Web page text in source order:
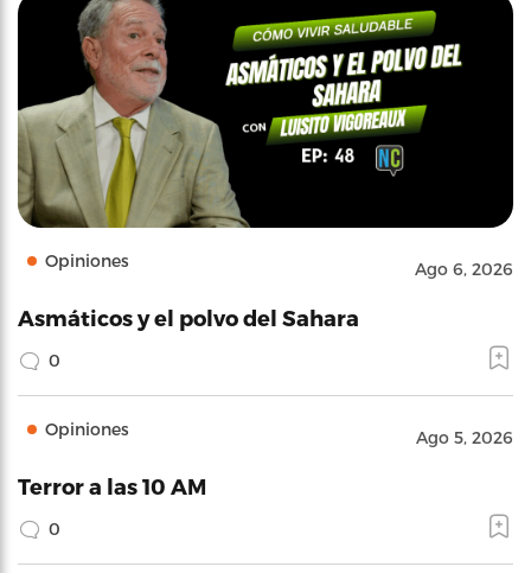
Opiniones Ago 6, 2026
Asmáticos y el polvo del Sahara
0
Opiniones Ago 5, 2026
Terror a las 10 AM
0